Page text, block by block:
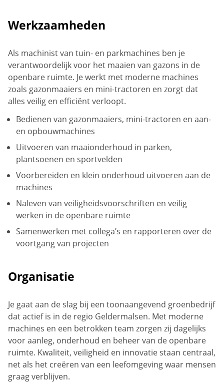
Werkzaamheden
Als machinist van tuin- en parkmachines ben je
verantwoordelijk voor het maaien van gazons in de
openbare ruimte. Je werkt met moderne machines
zoals gazonmaaiers en mini-tractoren en zorgt dat
alles veilig en efficiënt verloopt.
Bedienen van gazonmaaiers, mini-tractoren en aan-
en opbouwmachines
Uitvoeren van maaionderhoud in parken,
plantsoenen en sportvelden
Voorbereiden en klein onderhoud uitvoeren aan de
machines
Naleven van veiligheidsvoorschriften en veilig
werken in de openbare ruimte
Samenwerken met collega’s en rapporteren over de
voortgang van projecten
Organisatie
Je gaat aan de slag bij een toonaangevend groenbedrijf
dat actief is in de regio Geldermalsen. Met moderne
machines en een betrokken team zorgen zij dagelijks
voor aanleg, onderhoud en beheer van de openbare
ruimte. Kwaliteit, veiligheid en innovatie staan centraal,
net als het creëren van een leefomgeving waar mensen
graag verblijven.